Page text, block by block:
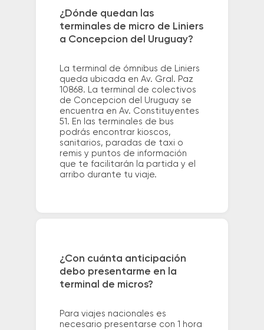
¿Dónde quedan las
terminales de micro de Liniers
a Concepcion del Uruguay?
La terminal de ómnibus de Liniers
queda ubicada en Av. Gral. Paz
10868. La terminal de colectivos
de Concepcion del Uruguay se
encuentra en Av. Constituyentes
51. En las terminales de bus
podrás encontrar kioscos,
sanitarios, paradas de taxi o
remis y puntos de información
que te facilitarán la partida y el
arribo durante tu viaje.
¿Con cuánta anticipación
debo presentarme en la
terminal de micros?
Para viajes nacionales es
necesario presentarse con 1 hora